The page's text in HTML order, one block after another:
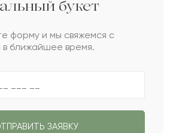
2022-04-17
букет
форму и мы свяжемся с
в ближайшее время.
ЗАЯВКУ